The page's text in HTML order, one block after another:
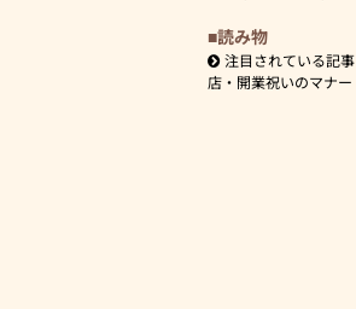
読み物
注目されている記事
店・開業祝いのマナー